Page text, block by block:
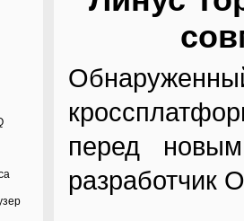
перед
разработчик